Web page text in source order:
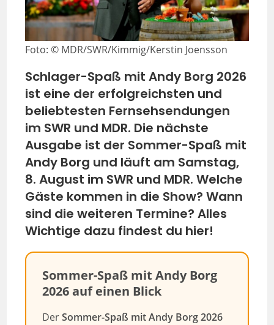
Foto: © MDR/SWR/Kimmig/Kerstin Joensson
Schlager-Spaß mit Andy Borg 2026
ist eine der erfolgreichsten und
beliebtesten Fernsehsendungen
im SWR und MDR. Die nächste
Ausgabe ist der Sommer-Spaß mit
Andy Borg und läuft am Samstag,
8. August im SWR und MDR. Welche
Gäste kommen in die Show? Wann
sind die weiteren Termine? Alles
Wichtige dazu findest du hier!
Sommer-Spaß mit Andy Borg
2026 auf einen Blick
DerSommer-Spaß mit Andy Borg 2026